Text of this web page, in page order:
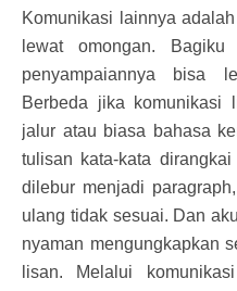
Komunikasi lainnya
lewat omongan.
penyampaiannya bisa
Berbeda jika komunikasi
jalur atau biasa bahasa
tulisan kata-kata
dilebur menjadi
ulang tidak sesuai. Dan
nyaman mengungkapkan
lisan. Melalui